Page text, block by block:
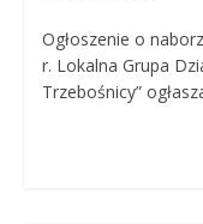
Ogłoszenie o
r. Lokalna Grupa
Trzebośnicy”